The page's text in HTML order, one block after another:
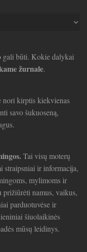
gali būti. Kokie dalykai
žurnale.
kirptis kiekvienas
savo šukuoseną,
Tai visų moterų
straipsniai ir informacija,
mylimoms ir
namus, vaikus,
parduotuvėse ir
šiuolaikinės
mūsų leidinys.